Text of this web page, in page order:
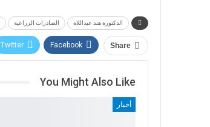
الدكتورة هند عبداللاه الصادرات الزراعية
Share
Facebook
Twitter
You Might Also Like
أخبار